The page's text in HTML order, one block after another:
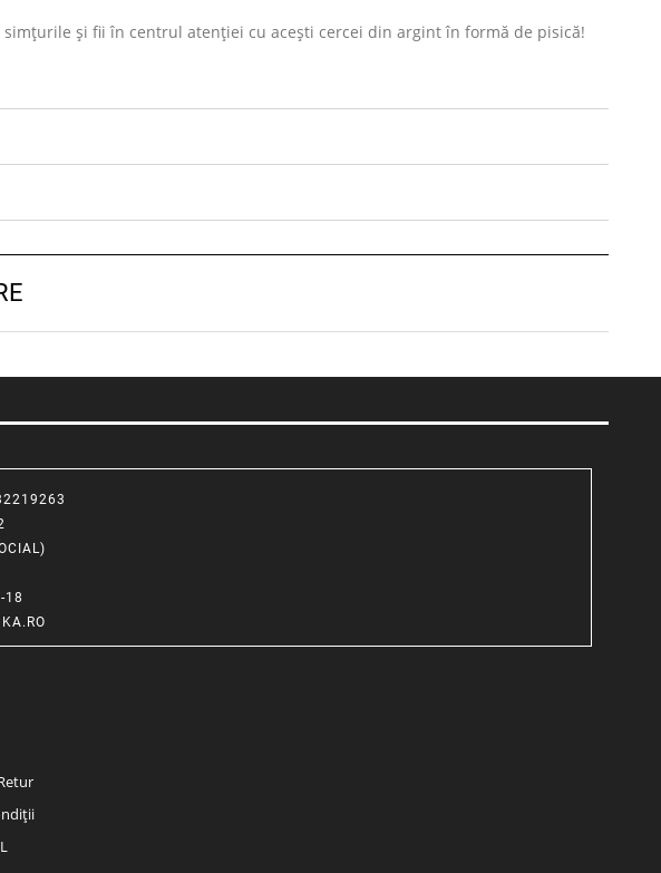
și fii în centrul atenției cu acești cercei din argint în formă de pisică!
18